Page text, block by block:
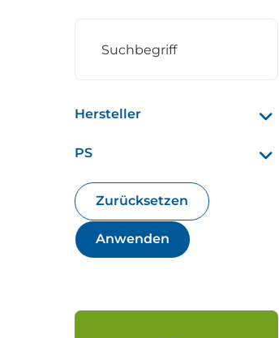
Hersteller
JCB
Krone
PS
Zurücksetzen